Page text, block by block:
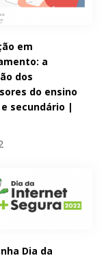
em
a
dos
do ensino
secundário |
Dia da